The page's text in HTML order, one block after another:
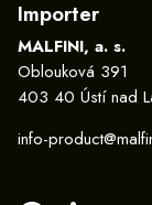
Importer
MALFINI, a. s.
Oblouková 391
403 40 Ústí nad
info-